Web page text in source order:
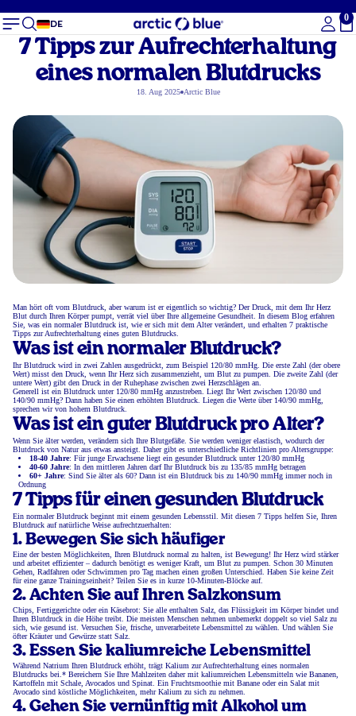
DE
0
7 Tipps zur Aufrechterhaltung
eines normalen Blutdrucks
18. Aug 2025 Arctic Blue
Man hört oft vom Blutdruck, aber warum ist er eigentlich so wichtig? Der Druck, mit dem Ihr Herz
Blut durch Ihren Körper pumpt, verrät viel über Ihre allgemeine Gesundheit. In diesem Blog erfahren
Sie, was ein normaler Blutdruck ist, wie er sich mit dem Alter verändert, und erhalten 7 praktische
Tipps zur Aufrechterhaltung eines guten Blutdrucks.
Was ist ein normaler Blutdruck?
Ihr Blutdruck wird in zwei Zahlen ausgedrückt, zum Beispiel 120/80 mmHg. Die erste Zahl (der obere
Wert) misst den Druck, wenn Ihr Herz sich zusammenzieht, um Blut zu pumpen. Die zweite Zahl (der
untere Wert) gibt den Druck in der Ruhephase zwischen zwei Herzschlägen an.
Generell ist ein Blutdruck unter 120/80 mmHg anzustreben. Liegt Ihr Wert zwischen 120/80 und
140/90 mmHg? Dann haben Sie einen erhöhten Blutdruck. Liegen die Werte über 140/90 mmHg,
sprechen wir von hohem Blutdruck.
Was ist ein guter Blutdruck pro Alter?
Wenn Sie älter werden, verändern sich Ihre Blutgefäße. Sie werden weniger elastisch, wodurch der
Blutdruck von Natur aus etwas ansteigt. Daher gibt es unterschiedliche Richtlinien pro Altersgruppe:
18-40 Jahre: Für junge Erwachsene liegt ein gesunder Blutdruck unter 120/80 mmHg
40-60 Jahre: In den mittleren Jahren darf Ihr Blutdruck bis zu 135/85 mmHg betragen
60+ Jahre: Sind Sie älter als 60? Dann ist ein Blutdruck bis zu 140/90 mmHg immer noch in
Ordnung
7 Tipps für einen gesunden Blutdruck
Ein normaler Blutdruck beginnt mit einem gesunden Lebensstil. Mit diesen 7 Tipps helfen Sie, Ihren
Blutdruck auf natürliche Weise aufrechtzuerhalten:
1. Bewegen Sie sich häufiger
Eine der besten Möglichkeiten, Ihren Blutdruck normal zu halten, ist Bewegung! Ihr Herz wird stärker
und arbeitet effizienter – dadurch benötigt es weniger Kraft, um Blut zu pumpen. Schon 30 Minuten
Gehen, Radfahren oder Schwimmen pro Tag machen einen großen Unterschied. Haben Sie keine Zeit
für eine ganze Trainingseinheit? Teilen Sie es in kurze 10-Minuten-Blöcke auf.
2. Achten Sie auf Ihren Salzkonsum
Chips, Fertiggerichte oder ein Käsebrot: Sie alle enthalten Salz, das Flüssigkeit im Körper bindet und
Ihren Blutdruck in die Höhe treibt. Die meisten Menschen nehmen unbemerkt doppelt so viel Salz zu
sich, wie gesund ist. Versuchen Sie, frische, unverarbeitete Lebensmittel zu wählen. Und wählen Sie
öfter Kräuter und Gewürze statt Salz.
3. Essen Sie kaliumreiche Lebensmittel
Während Natrium Ihren Blutdruck erhöht, trägt Kalium zur Aufrechterhaltung eines normalen
Blutdrucks bei.* Bereichern Sie Ihre Mahlzeiten daher mit kaliumreichen Lebensmitteln wie Bananen,
Kartoffeln mit Schale, Avocados und Spinat. Ein Fruchtsmoothie mit Banane oder ein Salat mit
Avocado sind köstliche Möglichkeiten, mehr Kalium zu sich zu nehmen.
4. Gehen Sie vernünftig mit Alkohol um